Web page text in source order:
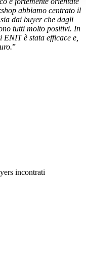
abbiamo centrato il
dai buyer che dagli
tutti molto positivi. In
è stata efficace e,
”
incontrati